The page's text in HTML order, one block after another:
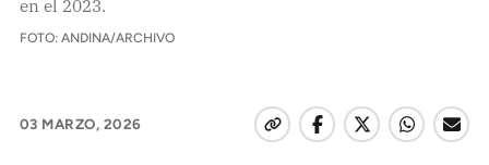
Pon tu lupa sobre lo
Dona aquí
FOTO: ANDINA/ARCHIVO
03 MARZO, 2026